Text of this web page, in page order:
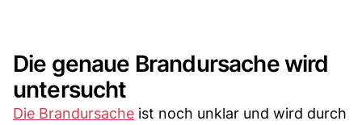
Die genaue Brandursache wird
untersucht
Die Brandursache ist noch unklar und wird durch